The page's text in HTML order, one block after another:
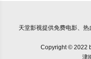
天堂影视提供免费电影、
Copyright © 2022
津